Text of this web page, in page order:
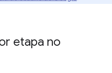
etapa no